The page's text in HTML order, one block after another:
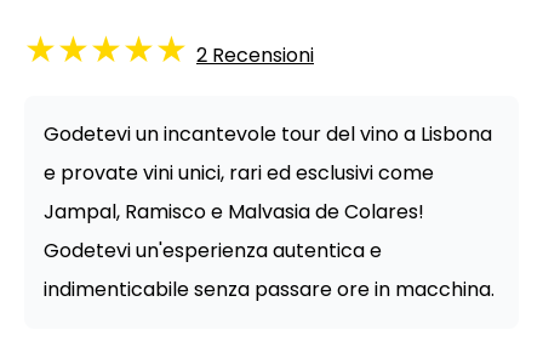
★★★★★ 2 Recensioni
Godetevi un incantevole tour del vino a Lisbona
e provate vini unici, rari ed esclusivi come
Jampal, Ramisco e Malvasia de Colares!
Godetevi un'esperienza autentica e
indimenticabile senza passare ore in macchina.